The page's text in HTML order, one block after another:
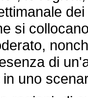
si
di
uno